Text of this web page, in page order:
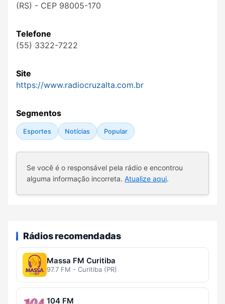
(RS) - CEP 98005-170
Telefone
(55) 3322-7222
Site
https://www.radiocruzalta.com.br
Segmentos
Esportes Notícias Popular
Se você é o responsável pela rádio e encontrou
alguma informação incorreta. Atualize aqui.
Rádios recomendadas
Massa FM Curitiba
97.7 FM - Curitiba (PR)
104 FM